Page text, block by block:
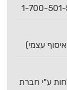
ע"י חברת